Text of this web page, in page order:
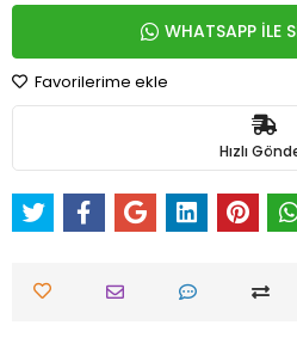
WHATSAPP İLE
Favorilerime ekle
Hızlı